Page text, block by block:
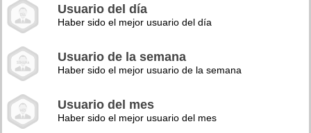
Usuario del día
Haber sido el mejor usuario del día
Usuario de la semana
Haber sido el mejor usuario de la semana
Usuario del mes
Haber sido el mejor usuario del mes